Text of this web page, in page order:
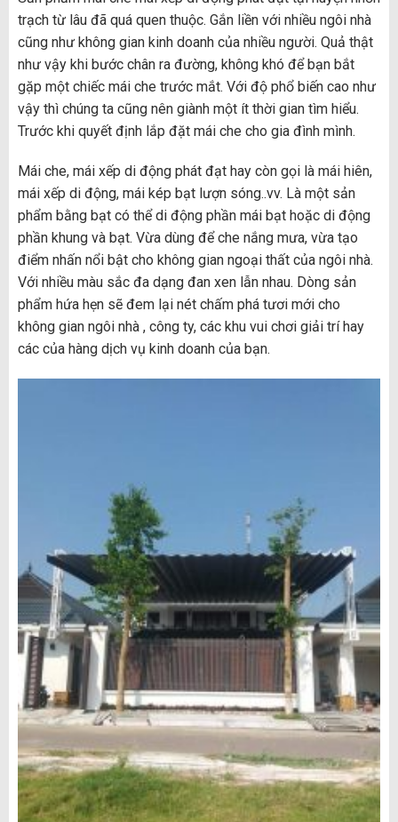
trạch từ lâu đã quá quen thuộc. Gắn liền với nhiều ngôi nhà
cũng như không gian kinh doanh của nhiều người. Quả thật
như vậy khi bước chân ra đường, không khó để bạn bắt
gặp một chiếc mái che trước mắt. Với độ phổ biến cao như
vậy thì chúng ta cũng nên giành một ít thời gian tìm hiểu.
Trước khi quyết định lắp đặt mái che cho gia đình mình.
Mái che, mái xếp di động phát đạt hay còn gọi là mái hiên,
mái xếp di động, mái kép bạt lượn sóng..vv. Là một sản
phẩm bằng bạt có thể di động phần mái bạt hoặc di động
phần khung và bạt. Vừa dùng để che nắng mưa, vừa tạo
điểm nhấn nổi bật cho không gian ngoại thất của ngôi nhà.
Với nhiều màu sắc đa dạng đan xen lẫn nhau. Dòng sản
phẩm hứa hẹn sẽ đem lại nét chấm phá tươi mới cho
không gian ngôi nhà , công ty, các khu vui chơi giải trí hay
các của hàng dịch vụ kinh doanh của bạn.